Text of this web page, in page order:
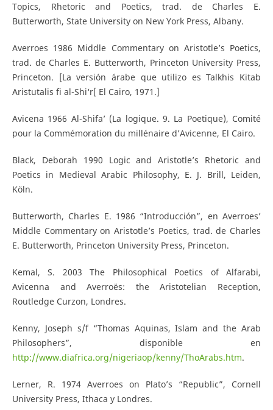
Topics, Rhetoric and Poetics, trad. de Charles E.
Butterworth, State University on New York Press, Albany.
Averroes 1986 Middle Commentary on Aristotle’s Poetics,
trad. de Charles E. Butterworth, Princeton University Press,
Princeton. [La versión árabe que utilizo es Talkhis Kitab
Aristutalis fi al-Shi‘r[ El Cairo, 1971.]
Avicena 1966 Al-Shifa’ (La logique. 9. La Poetique), Comité
pour la Commémoration du millénaire d’Avicenne, El Cairo.
Black, Deborah 1990 Logic and Aristotle’s Rhetoric and
Poetics in Medieval Arabic Philosophy, E. J. Brill, Leiden,
Köln.
Butterworth, Charles E. 1986 “Introducción”, en Averroes’
Middle Commentary on Aristotle’s Poetics, trad. de Charles
E. Butterworth, Princeton University Press, Princeton.
Kemal, S. 2003 The Philosophical Poetics of Alfarabi,
Avicenna and Averroës: the Aristotelian Reception,
Routledge Curzon, Londres.
Kenny, Joseph s/f “Thomas Aquinas, Islam and the Arab
Philosophers”, disponible en
http://www.diafrica.org/nigeriaop/kenny/ThoArabs.htm.
Lerner, R. 1974 Averroes on Plato’s “Republic”, Cornell
University Press, Ithaca y Londres.